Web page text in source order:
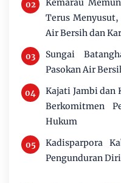
Kemarau
Terus
Air Bersih dan
Sungai
Pasokan Air
Kajati Jambi dan
Berkomitmen
Hukum
Kadisparpora
Pengunduran Diri